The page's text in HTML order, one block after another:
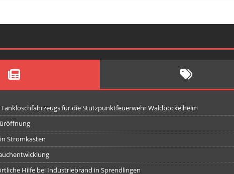
für die Stützpunktfeuerwehr Waldböckelheim
Stromkasten
Hilfe bei Industriebrand in Sprendlingen